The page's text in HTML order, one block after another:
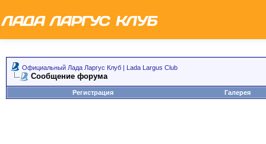
Официальный Лада Ларгус Клуб | Lada Largus Club
Сообщение форума
Регистрация Галерея